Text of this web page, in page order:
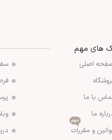
های مهم
اصلی
با ما
ما
و مقررات
مهم